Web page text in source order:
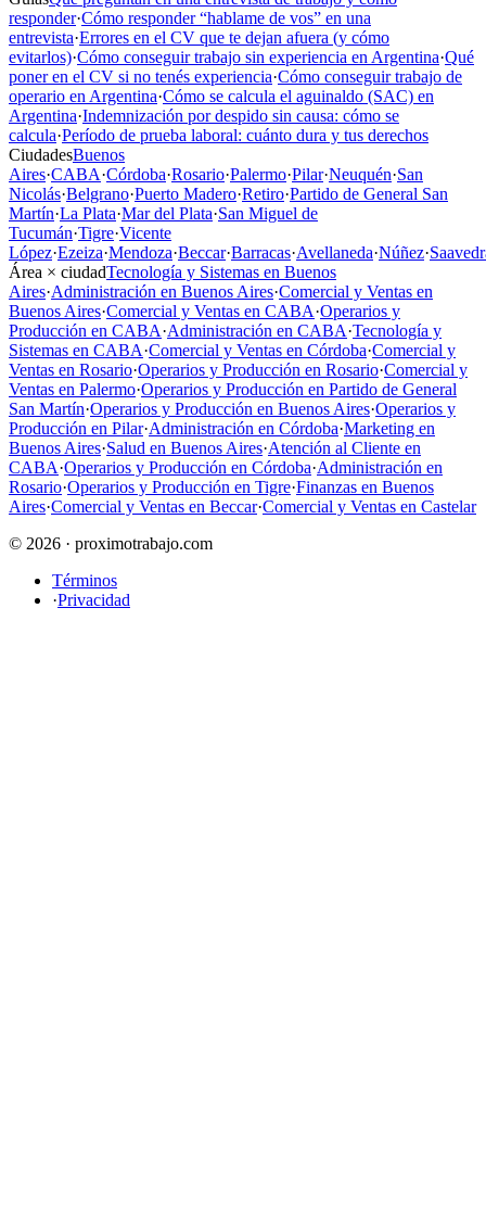
responder·Cómo responder “hablame de vos” en una
entrevista·Errores en el CV que te dejan afuera (y cómo
evitarlos)·Cómo conseguir trabajo sin experiencia en Argentina·Qué
poner en el CV si no tenés experiencia·Cómo conseguir trabajo de
operario en Argentina·Cómo se calcula el aguinaldo (SAC) en
Argentina·Indemnización por despido sin causa: cómo se
calcula·Período de prueba laboral: cuánto dura y tus derechos
CiudadesBuenos
Aires·CABA·Córdoba·Rosario·Palermo·Pilar·Neuquén·San
Nicolás·Belgrano·Puerto Madero·Retiro·Partido de General San
Martín·La Plata·Mar del Plata·San Miguel de
Tucumán·Tigre·Vicente
López·Ezeiza·Mendoza·Beccar·Barracas·Avellaneda·Núñez·
Área × ciudadTecnología y Sistemas en Buenos
Aires·Administración en Buenos Aires·Comercial y Ventas en
Buenos Aires·Comercial y Ventas en CABA·Operarios y
Producción en CABA·Administración en CABA·Tecnología y
Sistemas en CABA·Comercial y Ventas en Córdoba·Comercial y
Ventas en Rosario·Operarios y Producción en Rosario·Comercial y
Ventas en Palermo·Operarios y Producción en Partido de General
San Martín·Operarios y Producción en Buenos Aires·Operarios y
Producción en Pilar·Administración en Córdoba·Marketing en
Buenos Aires·Salud en Buenos Aires·Atención al Cliente en
CABA·Operarios y Producción en Córdoba·Administración en
Rosario·Operarios y Producción en Tigre·Finanzas en Buenos
Aires·Comercial y Ventas en Beccar·Comercial y Ventas en Castelar
© 2026 · proximotrabajo.com
Términos
·Privacidad